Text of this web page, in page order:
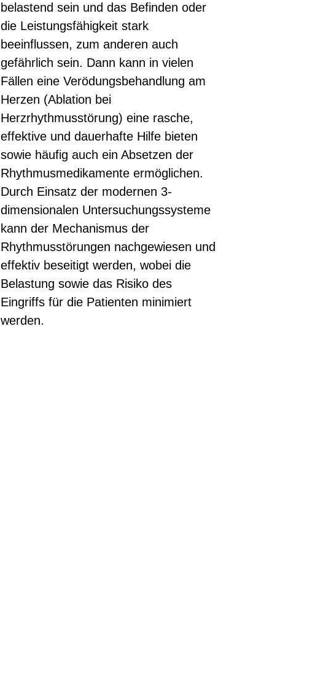
belastend sein und das Befinden oder
die Leistungsfähigkeit stark
beeinflussen, zum anderen auch
gefährlich sein. Dann kann in vielen
Fällen eine Verödungsbehandlung am
Herzen (Ablation bei
Herzrhythmusstörung) eine rasche,
effektive und dauerhafte Hilfe bieten
sowie häufig auch ein Absetzen der
Rhythmusmedikamente ermöglichen.
Durch Einsatz der modernen 3-
dimensionalen Untersuchungssysteme
kann der Mechanismus der
Rhythmusstörungen nachgewiesen und
effektiv beseitigt werden, wobei die
Belastung sowie das Risiko des
Eingriffs für die Patienten minimiert
werden.